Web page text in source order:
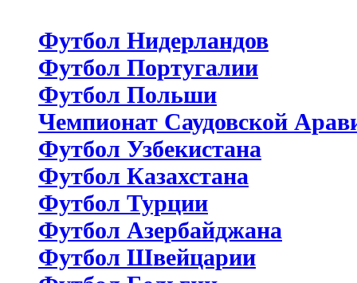
Футбол Нидерландов
Футбол Португалии
Футбол Польши
Чемпионат Саудовской
Футбол Узбекистана
Футбол Казахстана
Футбол Турции
Футбол Азербайджана
Футбол Швейцарии